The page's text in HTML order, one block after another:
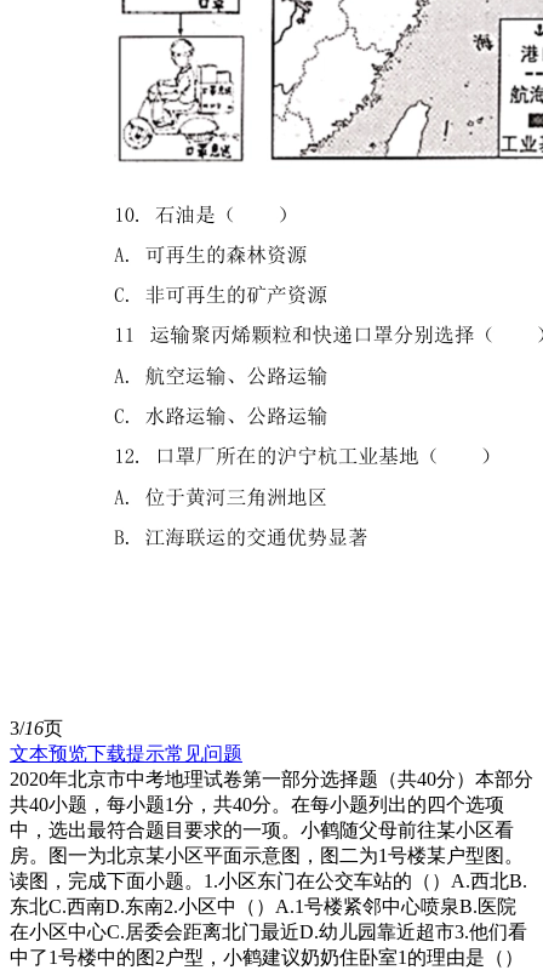
3/16页
文本预览下载提示常见问题
2020年北京市中考地理试卷第一部分选择题（共40分）本部分
共40小题，每小题1分，共40分。在每小题列出的四个选项
中，选出最符合题目要求的一项。小鹤随父母前往某小区看
房。图一为北京某小区平面示意图，图二为1号楼某户型图。
读图，完成下面小题。1.小区东门在公交车站的（）A.西北B.
东北C.西南D.东南2.小区中（）A.1号楼紧邻中心喷泉B.医院
在小区中心C.居委会距离北门最近D.幼儿园靠近超市3.他们看
中了1号楼中的图2户型，小鹤建议奶奶住卧室1的理由是（）